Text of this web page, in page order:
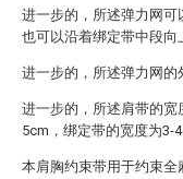
进一步的，所述弹力网可
也可以沿着绑定带中段向
进一步的，所述弹力网的
进一步的，所述肩带的
5cm，绑定带的宽度为3-
本肩胸约束带用于约束